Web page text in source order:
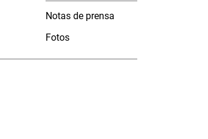
Notas de prensa
Fotos